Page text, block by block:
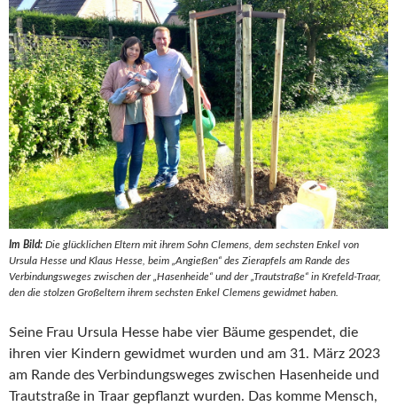
Im Bild: Die glücklichen Eltern mit ihrem Sohn Clemens, dem sechsten Enkel von
Ursula Hesse und Klaus Hesse, beim „Angießen“ des Zierapfels am Rande des
Verbindungsweges zwischen der „Hasenheide“ und der „Trautstraße“ in Krefeld-Traar,
den die stolzen Großeltern ihrem sechsten Enkel Clemens gewidmet haben.
Seine Frau Ursula Hesse habe vier Bäume gespendet, die
ihren vier Kindern gewidmet wurden und am 31. März 2023
am Rande des Verbindungsweges zwischen Hasenheide und
Trautstraße in Traar gepflanzt wurden. Das komme Mensch,